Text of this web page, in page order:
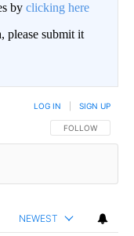
by clicking here
please submit it
FOLLOW THIS
FOLLOW
LOG IN SIGN UP
NEWEST